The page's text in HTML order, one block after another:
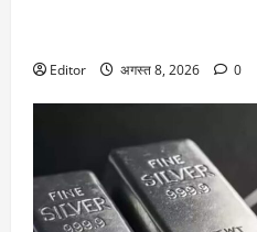
Editor अगस्त 8, 2026 0